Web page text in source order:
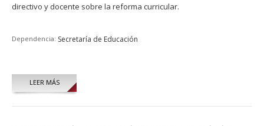
directivo y docente sobre la reforma curricular.
Dependencia: Secretaría de Educación
LEER MÁS